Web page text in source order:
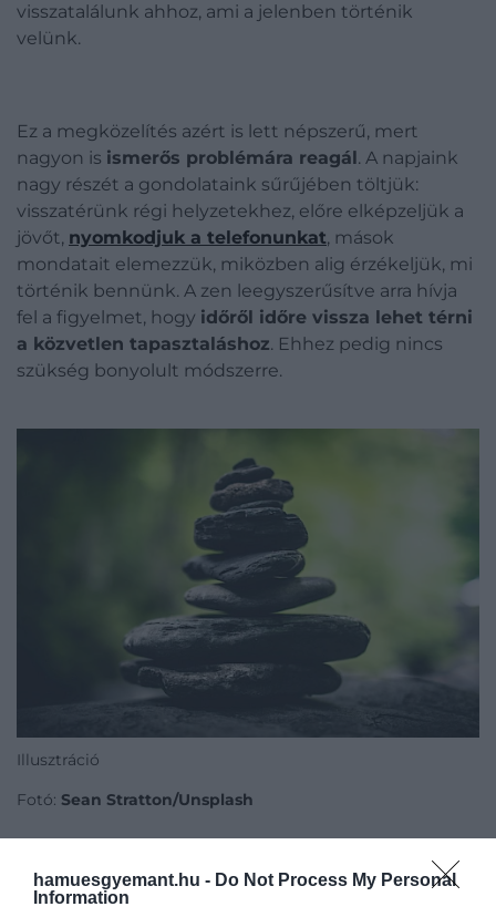
hamuesgyemant.hu - Do Not Process My Personal
Information
visszatalálunk ahhoz, ami a jelenben történik
velünk.
Ez a megközelítés azért is lett népszerű, mert
nagyon is ismerős problémára reagál. A napjaink
nagy részét a gondolataink sűrűjében töltjük:
visszatérünk régi helyzetekhez, előre elképzeljük a
jövőt, nyomkodjuk a telefonunkat, mások
mondatait elemezzük, miközben alig érzékeljük, mi
történik bennünk. A zen leegyszerűsítve arra hívja
fel a figyelmet, hogy időről időre vissza lehet térni
a közvetlen tapasztaláshoz. Ehhez pedig nincs
szükség bonyolult módszerre.
Illusztráció
Fotó: Sean Stratton/Unsplash
Üljünk le kényelmesen, hunyjuk be a szemünket,